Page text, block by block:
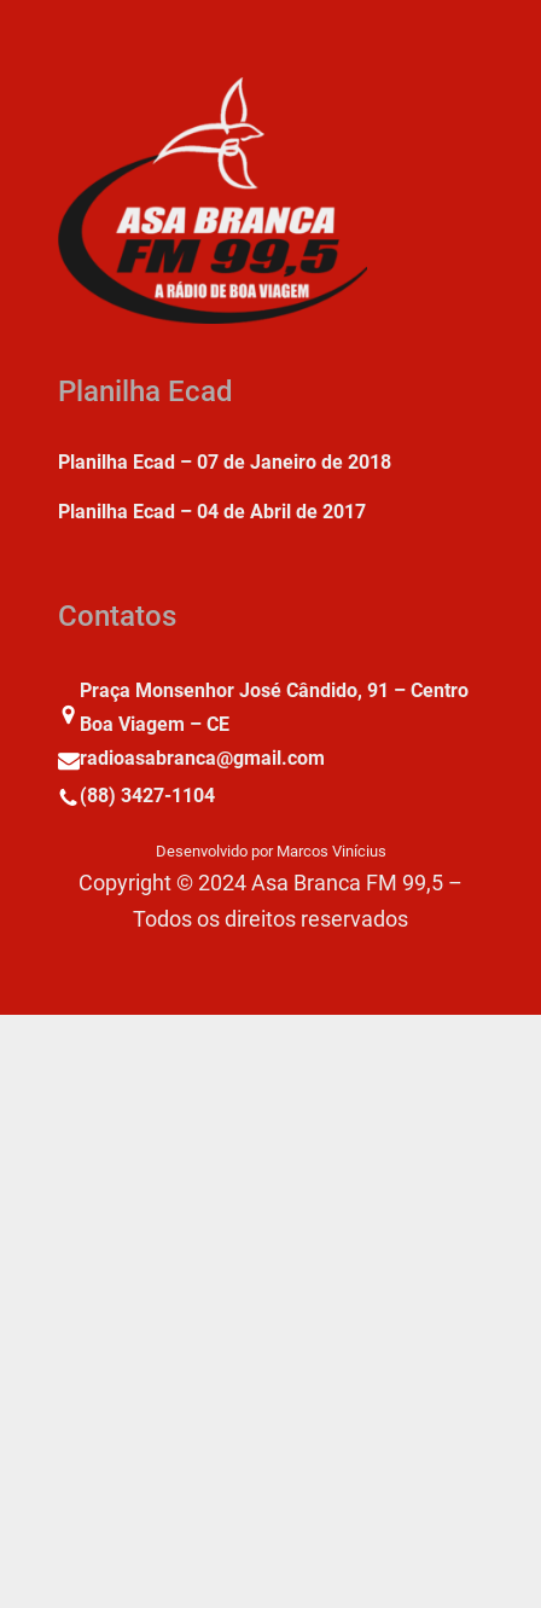
Planilha Ecad
Planilha Ecad – 07 de Janeiro de 2018
Planilha Ecad – 04 de Abril de 2017
Contatos
Praça Monsenhor José Cândido, 91 – Centro
Boa Viagem – CE
radioasabranca@gmail.com
(88) 3427-1104
Desenvolvido por Marcos Vinícius
Copyright © 2024 Asa Branca FM 99,5 –
Todos os direitos reservados